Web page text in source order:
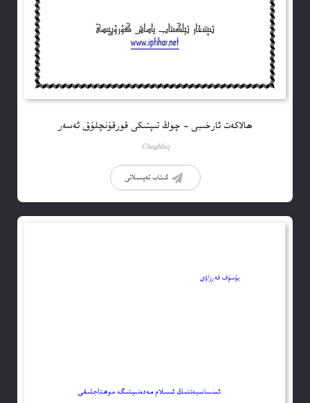
ھالاكەت ئارخىبى – چوڭ تىپتىكى قورقۇنچلۇق ئەسەر
Choghluq
كىتاب تەپسىلاتى